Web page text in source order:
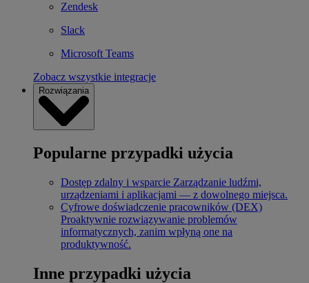
Zendesk
Slack
Microsoft Teams
Zobacz wszystkie integracje
Rozwiązania
Popularne przypadki użycia
Dostęp zdalny i wsparcie Zarządzanie ludźmi,
urządzeniami i aplikacjami — z dowolnego miejsca.
Cyfrowe doświadczenie pracowników (DEX)
Proaktywnie rozwiązywanie problemów
informatycznych, zanim wpłyną one na
produktywność.
Inne przypadki użycia